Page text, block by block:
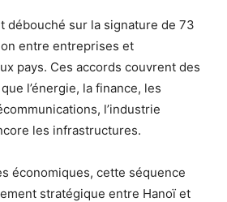
débouché sur la signature de 73
entre entreprises et
pays. Ces accords couvrent des
l’énergie, la finance, les
l’industrie
les infrastructures.
économiques, cette séquence
stratégique entre Hanoï et